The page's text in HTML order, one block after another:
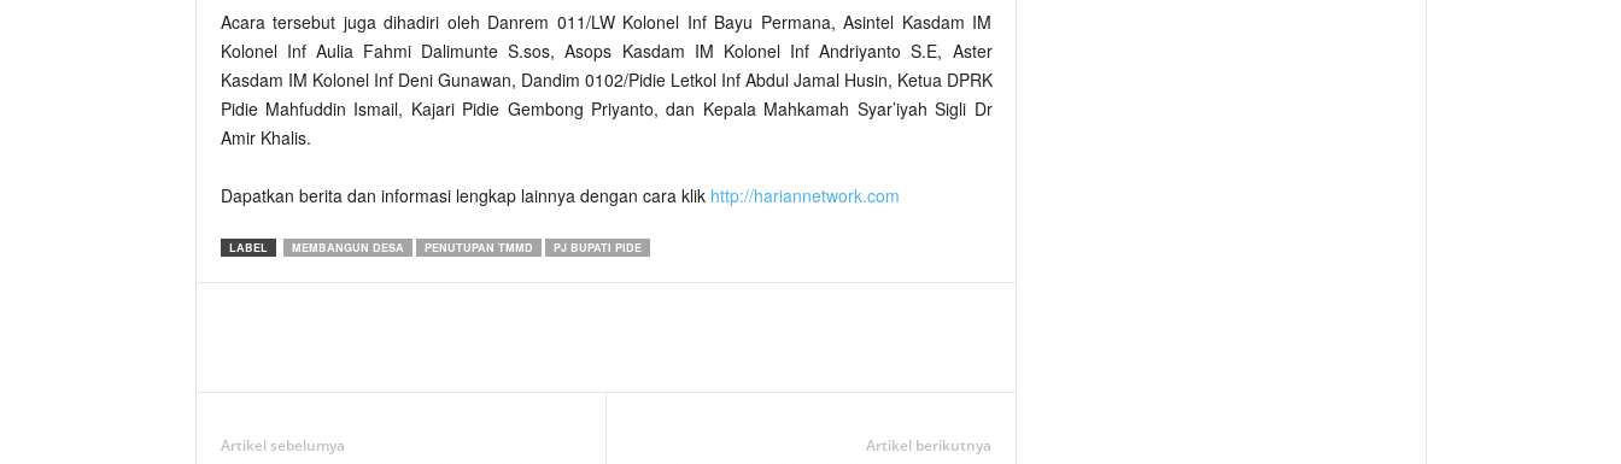
Acara tersebut juga dihadiri oleh Danrem 011/LW Kolonel Inf Bayu Permana, Asintel Kasdam IM
Kolonel Inf Aulia Fahmi Dalimunte S.sos, Asops Kasdam IM Kolonel Inf Andriyanto S.E, Aster
Kasdam IM Kolonel Inf Deni Gunawan, Dandim 0102/Pidie Letkol Inf Abdul Jamal Husin, Ketua DPRK
Pidie Mahfuddin Ismail, Kajari Pidie Gembong Priyanto, dan Kepala Mahkamah Syar’iyah Sigli Dr
Amir Khalis.
Dapatkan berita dan informasi lengkap lainnya dengan cara klik http://hariannetwork.com
LABEL MEMBANGUN DESA PENUTUPAN TMMD PJ BUPATI PIDE
Artikel sebelumya Artikel berikutnya